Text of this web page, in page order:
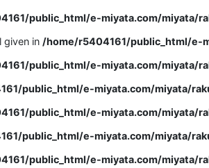
public_html/e-miyata.com/miyata/
given in /home/r5404161/public_html/e-
public_html/e-miyata.com/miyata/
public_html/e-miyata.com/miyata/
public_html/e-miyata.com/miyata/
public_html/e-miyata.com/miyata/
public_html/e-miyata.com/miyata/